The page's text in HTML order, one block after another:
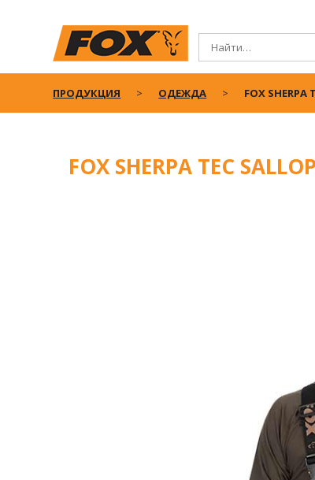
ПРОДУКЦИЯ ОДЕЖДА FOX SHERPA
FOX SHERPA TEC